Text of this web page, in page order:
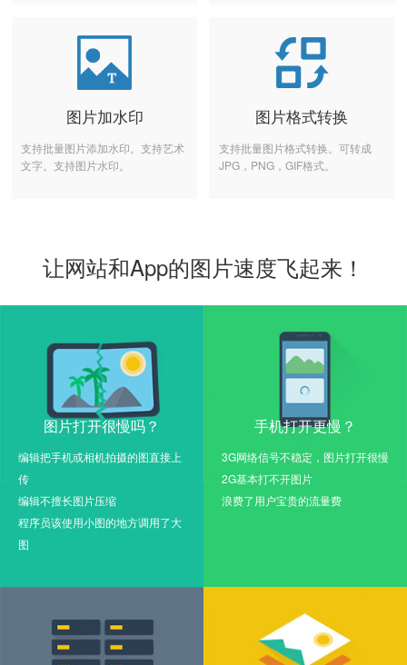
图片加水印
支持批量图片添加水印。支持艺术
文字。支持图片水印。
图片格式转换
支持批量图片格式转换。可转成
JPG，PNG，GIF格式。
让网站和App的图片速度飞起来！
图片打开很慢吗？
编辑把手机或相机拍摄的图直接上
传
编辑不擅长图片压缩
程序员该使用小图的地方调用了大
图
手机打开更慢？
3G网络信号不稳定，图片打开很慢
2G基本打不开图片
浪费了用户宝贵的流量费